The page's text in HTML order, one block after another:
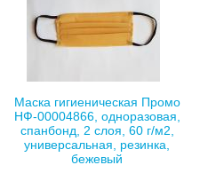
Маска гигиеническая Промо
НФ-00004866, одноразовая,
спанбонд, 2 слоя, 60 г/м2,
универсальная, резинка,
бежевый